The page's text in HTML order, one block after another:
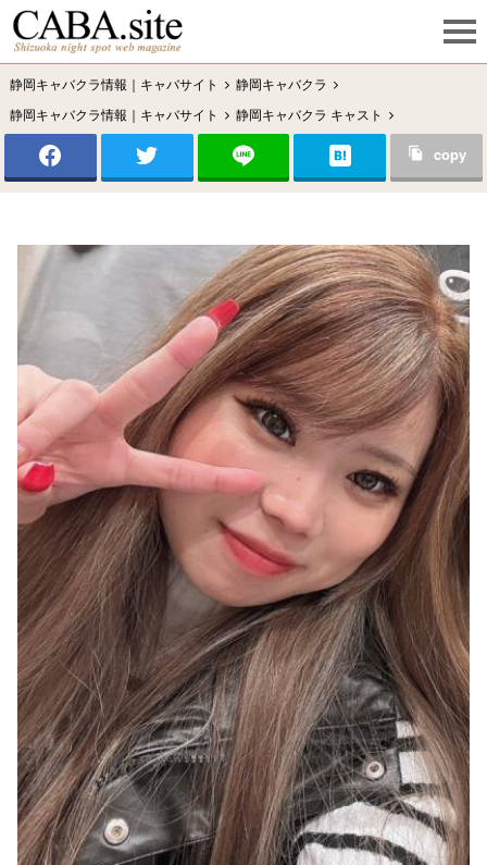
静岡キャバクラ情報｜キャバサイト 静岡キャバクラ
沼津/三島/富士/御殿場/熱海/伊豆・伊東 熱海キャバクラ
熱海のキャバクラ｜AVANT GARDE MISAKI
静岡キャバクラ情報｜キャバサイト 静岡キャバクラ キャスト
熱海のキャバクラ｜AVANT GARDE｜MISAKI copy